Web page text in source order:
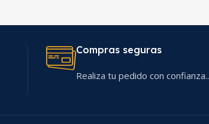
Compras seguras
Realiza tu pedido con confianza..